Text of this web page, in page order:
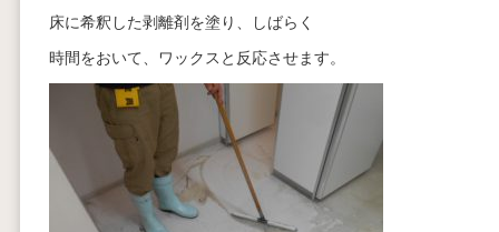
床に希釈した剥離剤を塗り、しばらく
時間をおいて、ワックスと反応させます。